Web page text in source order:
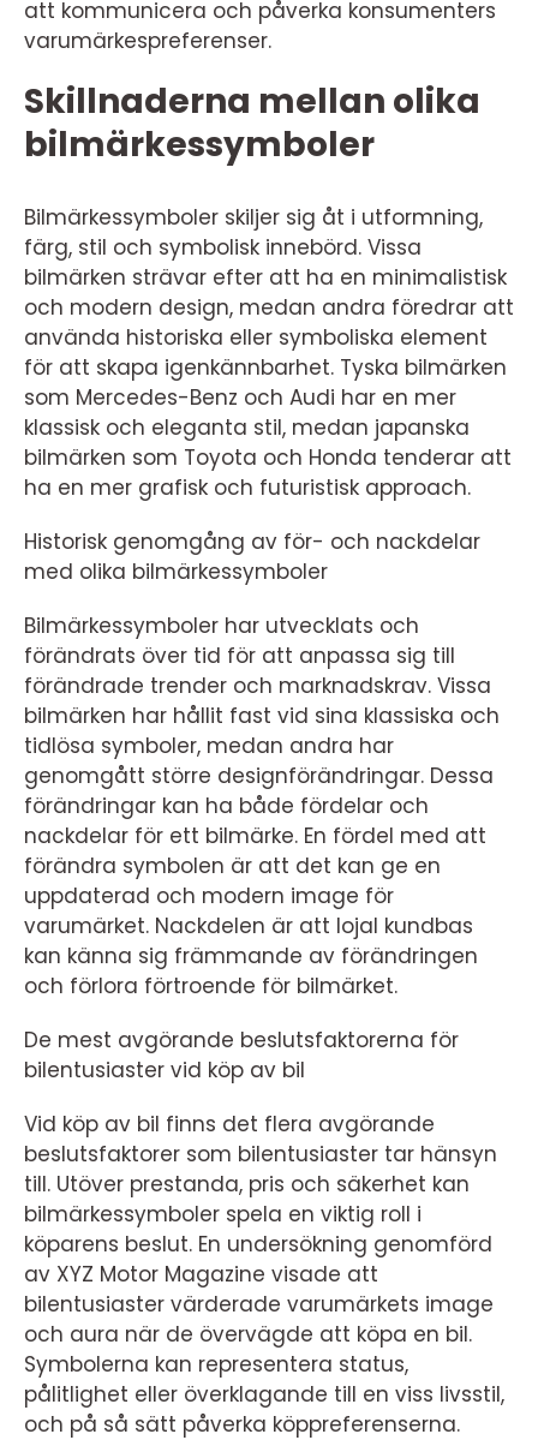
att kommunicera och påverka konsumenters
varumärkespreferenser.
Skillnaderna mellan olika
bilmärkessymboler
Bilmärkessymboler skiljer sig åt i utformning,
färg, stil och symbolisk innebörd. Vissa
bilmärken strävar efter att ha en minimalistisk
och modern design, medan andra föredrar att
använda historiska eller symboliska element
för att skapa igenkännbarhet. Tyska bilmärken
som Mercedes-Benz och Audi har en mer
klassisk och eleganta stil, medan japanska
bilmärken som Toyota och Honda tenderar att
ha en mer grafisk och futuristisk approach.
Historisk genomgång av för- och nackdelar
med olika bilmärkessymboler
Bilmärkessymboler har utvecklats och
förändrats över tid för att anpassa sig till
förändrade trender och marknadskrav. Vissa
bilmärken har hållit fast vid sina klassiska och
tidlösa symboler, medan andra har
genomgått större designförändringar. Dessa
förändringar kan ha både fördelar och
nackdelar för ett bilmärke. En fördel med att
förändra symbolen är att det kan ge en
uppdaterad och modern image för
varumärket. Nackdelen är att lojal kundbas
kan känna sig främmande av förändringen
och förlora förtroende för bilmärket.
De mest avgörande beslutsfaktorerna för
bilentusiaster vid köp av bil
Vid köp av bil finns det flera avgörande
beslutsfaktorer som bilentusiaster tar hänsyn
till. Utöver prestanda, pris och säkerhet kan
bilmärkessymboler spela en viktig roll i
köparens beslut. En undersökning genomförd
av XYZ Motor Magazine visade att
bilentusiaster värderade varumärkets image
och aura när de övervägde att köpa en bil.
Symbolerna kan representera status,
pålitlighet eller överklagande till en viss livsstil,
och på så sätt påverka köppreferenserna.